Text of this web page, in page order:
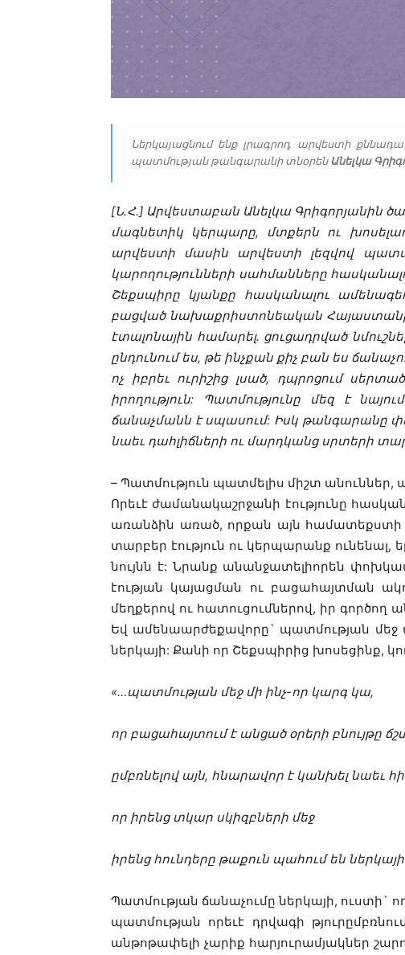
Ներկայացնում ենք լրագրող, արվեստի
պատմության թանգարանի տնօրեն Անելկա
[Ն.Հ.] Արվեստաբան Անելկա Գրիգորյանին
մագնետիկ կերպարը, մտքերն ու
արվեստի մասին արվեստի լեզվով
կարողությունների սահմանները
Շեքսպիրը կյանքը հասկանալու
բացված նախաքրիստոնեական Հայաստանի
էտալոնային համարել. ցուցադրված
ընդունում ես, թե ինչքան քիչ բան ես
ոչ իբրեւ ուրիշից լսած, դպրոցում
իրողություն: Պատմությունը մեզ է
ճանաչմանն է սպասում: Իսկ թանգարանը
նաեւ դահլիճների ու մարդկանց սրտերի
– Պատմություն պատմելիս միշտ անուններ,
Որեւէ ժամանակաշրջանի էությունը
առանձին առած, որքան այն համատեքստի
տարբեր էություն ու կերպարանք
նույնն է: Նրանք անանջատելիորեն
էության կայացման ու բացահայտման
մեղքերով ու հատուցումներով, իր գործող
Եվ ամենաարժեքավորը` պատմության
ներկայի: Քանի որ Շեքսպիրից խոսեցինք,
«…պատմության մեջ մի ինչ-որ կարգ կա,
որ բացահայտում է անցած օրերի բնույթը
ըմբռնելով այն, հնարավոր է կանխել նաեւ
որ իրենց տկար սկիզբների մեջ
իրենց հունդերը թաքուն պահում են
Պատմության ճանաչումը ներկայի,
պատմության որեւէ դրվագի
անթոթափելի չարիք հարյուրամյակներ